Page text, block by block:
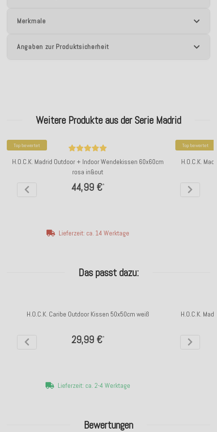
Merkmale
Angaben zur Produktsicherheit
Bewertungen
Weitere Produkte aus der Serie Madrid
Top bewertet
H.O.C.K. Madrid Outdoor + Indoor Wendekissen 60x60cm
rosa in&out
44,99 €*
Lieferzeit: ca. 14 Werktage
Top bewertet
H.O.C.K.
Das passt dazu:
H.O.C.K. Caribe Outdoor Kissen 50x50cm weiß
29,99 €*
Lieferzeit: ca. 2-4 Werktage
H.O.C.K.